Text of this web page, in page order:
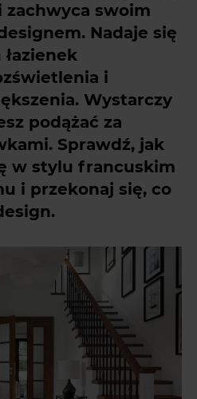
swoim
Nadaje się
i
Wystarczy
podążać za
Sprawdź, jak
w stylu francuskim
i przekonaj się, co